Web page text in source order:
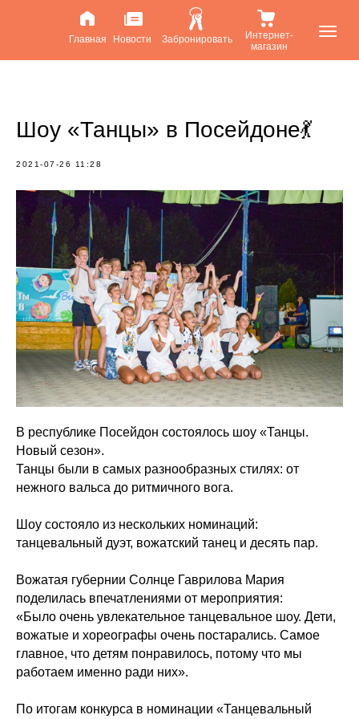
Главная Новости Забронировать
Интернет-
магазин
Шоу «Танцы» в Посейдоне💃
2021-07-26 11:28
В республике Посейдон состоялось шоу «Танцы.
Новый сезон».
Танцы были в самых разнообразных стилях: от
нежного вальса до ритмичного вога.
Шоу состояло из нескольких номинаций:
танцевальный дуэт, вожатский танец и десять пар.
Вожатая губернии Солнце Гаврилова Мария
поделилась впечатлениями от мероприятия:
«Было очень увлекательное танцевальное шоу. Дети,
вожатые и хореографы очень постарались. Самое
главное, что детям понравилось, потому что мы
работаем именно ради них».
По итогам конкурса в номинации «Танцевальный